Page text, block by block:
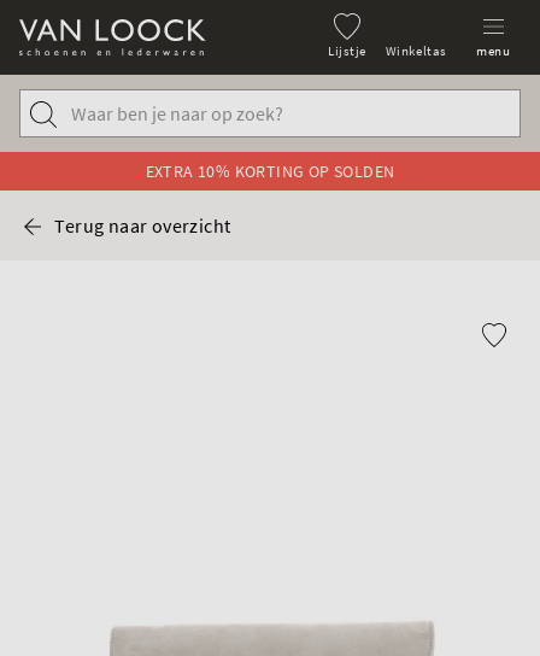
Lijstje Winkeltas menu
EXTRA 10% KORTING OP SOLDEN
Terug naar overzicht